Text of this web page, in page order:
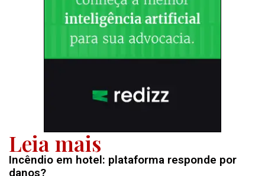
Leia mais
Incêndio em hotel: plataforma responde por
danos?